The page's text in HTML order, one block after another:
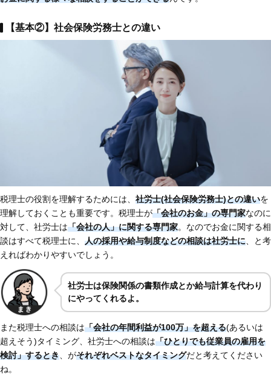
【基本②】社会保険労務士との違い
税理士の役割を理解するためには、 社労士(社会保険労務士)との違いを
理解しておくことも重要です。税理士が「会社のお金」の専門家なのに
対して、社労士は「会社の人」に関する専門家。なのでお金に関する相
談はすべて税理士に、 人の採用や給与制度などの相談は社労士に、と考
えればわかりやすいでしょう。
社労士は保険関係の書類作成とか給与計算を代わり
にやってくれるよ。
また税理士への相談は「会社の年間利益が100万」を超える(あるいは
超えそう)タイミング、社労士への相談は「ひとりでも従業員の雇用を
検討」するとき、がそれぞれベストなタイミングだと考えてください
ね。